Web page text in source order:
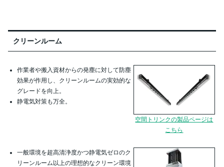
クリーンルーム
作業者や搬入資材からの発塵に対して防塵
効果が作用し、クリーンルームの実効的な
グレードを向上。
静電気対策も万全。
空間トリンクの製品ページは
こちら
一般環境を超高清浄度かつ静電気ゼロのク
リーンルーム以上の理想的なクリーン環境